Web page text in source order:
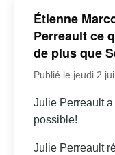
Étienne
Perreault ce
de plus que
Publié le jeudi 2
Julie Perreault
possible!
Julie Perreault